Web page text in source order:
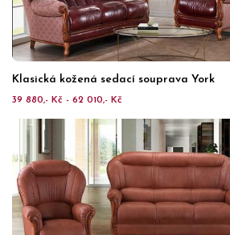
Klasická kožená sedací souprava York
39 880,- Kč - 62 010,- Kč